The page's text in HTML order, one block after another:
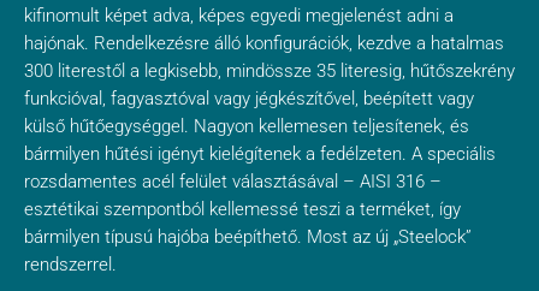
kifinomult képet adva, képes egyedi megjelenést adni a
hajónak. Rendelkezésre álló konfigurációk, kezdve a hatalmas
300 literestől a legkisebb, mindössze 35 literesig, hűtőszekrény
funkcióval, fagyasztóval vagy jégkészítővel, beépített vagy
külső hűtőegységgel. Nagyon kellemesen teljesítenek, és
bármilyen hűtési igényt kielégítenek a fedélzeten. A speciális
rozsdamentes acél felület választásával – AISI 316 –
esztétikai szempontból kellemessé teszi a terméket, így
bármilyen típusú hajóba beépíthető. Most az új „Steelock”
rendszerrel.